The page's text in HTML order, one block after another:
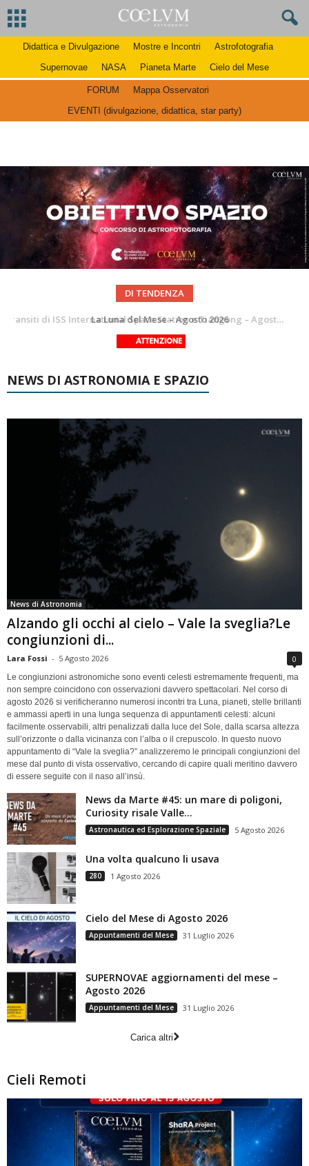
Didattica e Divulgazione Mostre e Incontri
Astrofotografia
Supernovae
NASA Pianeta Marte Cielo del Mese
FORUM
Mappa Osservatori
EVENTI (divulgazione, didattica, star party)
DI TENDENZA
La Luna del Mese – Agosto 2026
Le costellazioni di Agosto 2026: Delfino
NEWS DI ASTRONOMIA E SPAZIO
News di Astronomia
Alzando gli occhi al cielo – Vale la sveglia?Le
congiunzioni di...
Lara Fossi - 5 Agosto 2026 0
Le congiunzioni astronomiche sono eventi celesti estremamente frequenti, ma
non sempre coincidono con osservazioni davvero spettacolari. Nel corso di
agosto 2026 si verificheranno numerosi incontri tra Luna, pianeti, stelle brillanti
e ammassi aperti in una lunga sequenza di appuntamenti celesti: alcuni
facilmente osservabili, altri penalizzati dalla luce del Sole, dalla scarsa altezza
sull’orizzonte o dalla vicinanza con l’alba o il crepuscolo. In questo nuovo
appuntamento di “Vale la sveglia?” analizzeremo le principali congiunzioni del
mese dal punto di vista osservativo, cercando di capire quali meritino davvero
di essere seguite con il naso all’insù.
News da Marte #45: un mare di poligoni,
Curiosity risale Valle...
Astronautica ed Esplorazione Spaziale 5 Agosto 2026
Una volta qualcuno li usava
280 1 Agosto 2026
Cielo del Mese di Agosto 2026
Appuntamenti del Mese 31 Luglio 2026
SUPERNOVAE aggiornamenti del mese –
Agosto 2026
Appuntamenti del Mese 31 Luglio 2026
Carica altri
Cieli Remoti